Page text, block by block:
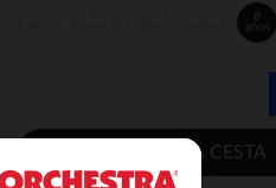
8
años
AÑADIR A LA CESTA